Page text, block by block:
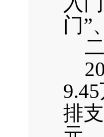
门”
9.45
排